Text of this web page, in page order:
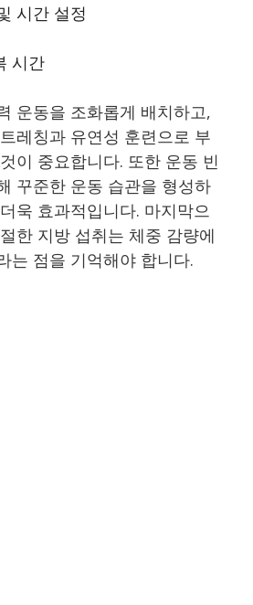
시간 설정
시간
운동을 조화롭게 배치하고,
레칭과 유연성 훈련으로 부
이 중요합니다. 또한 운동 빈
꾸준한 운동 습관을 형성하
욱 효과적입니다. 마지막으
한 지방 섭취는 체중 감량에
는 점을 기억해야 합니다.